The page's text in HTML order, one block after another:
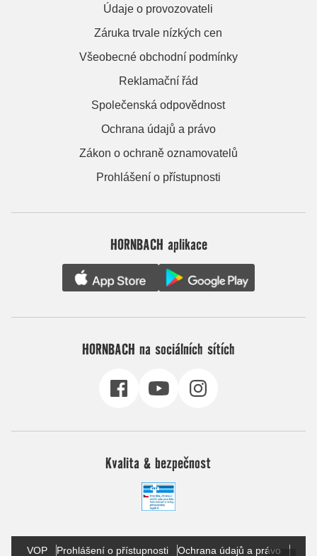
Údaje o provozovateli
Záruka trvale nízkých cen
Všeobecné obchodní podmínky
Reklamační řád
Společenská odpovědnost
Ochrana údajů a právo
Zákon o ochraně oznamovatelů
Prohlášení o přístupnosti
HORNBACH aplikace
HORNBACH na sociálních sítích
Kvalita & bezpečnost
VOP Prohlášení o přístupnosti Ochrana údajů a právo